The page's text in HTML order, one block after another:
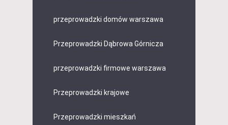
przeprowadzki domów warszawa
Przeprowadzki Dąbrowa Górnicza
przeprowadzki firmowe warszawa
Przeprowadzki krajowe
Przeprowadzki mieszkań